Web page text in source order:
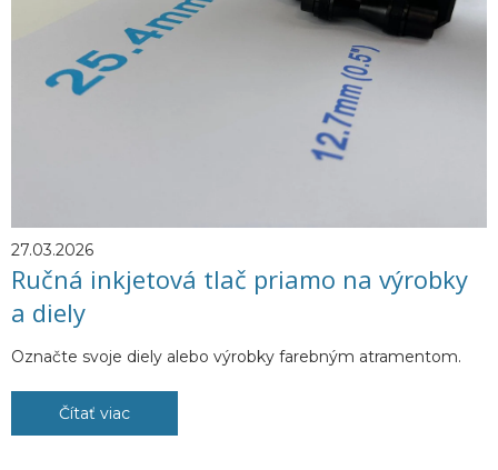
27.03.2026
Ručná inkjetová tlač priamo na výrobky
a diely
Označte svoje diely alebo výrobky farebným atramentom.
Čítať viac